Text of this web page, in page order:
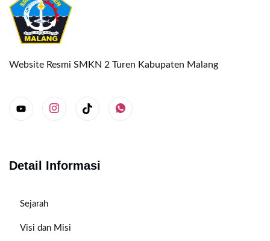
Website Resmi SMKN 2 Turen Kabupaten Malang
Detail Informasi
Sejarah
Visi dan Misi